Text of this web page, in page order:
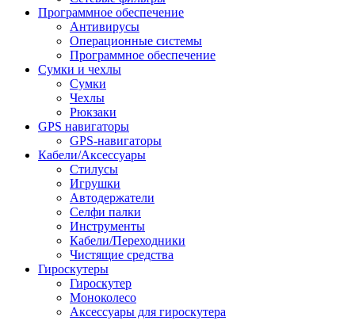
Программное обеспечение
Антивирусы
Операционные системы
Программное обеспечение
Сумки и чехлы
Сумки
Чехлы
Рюкзаки
GPS навигаторы
GPS-навигаторы
Кабели/Аксессуары
Стилусы
Игрушки
Автодержатели
Селфи палки
Инструменты
Кабели/Переходники
Чистящие средства
Гироскутеры
Гироскутер
Моноколесо
Аксессуары для гироскутера